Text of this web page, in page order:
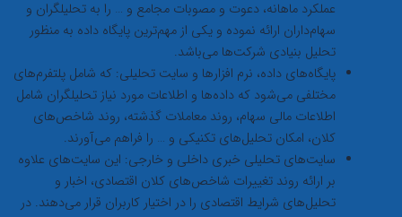
عملکرد ماهانه، دعوت و مصوبات مجامع و … را به تحلیلگران و
سهام‌داران ارائه نموده و یکی از مهم‌ترین پایگاه داده به منظور
تحلیل بنیادی شرکت‌ها می‌باشد.
پایگاه‌های داده، نرم افزارها و سایت تحلیلی: که شامل پلتفرم‌های
مختلفی می‌شود که داده‌ها و اطلاعات مورد نیاز تحلیلگران شامل
اطلاعات مالی سهام، روند معاملات گذشته، روند شاخص‌های
کلان، امکان تحلیل‌های تکنیکی و … را فراهم می‌آورند.
سایت‌های تحلیلی خبری داخلی و خارجی: این سایت‌های علاوه
بر ارائه روند تغییرات شاخص‌های کلان اقتصادی، اخبار و
تحلیل‌های شرایط اقتصادی را در اختیار کاربران قرار می‌دهند. در